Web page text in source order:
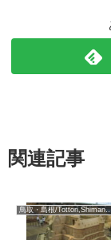
関連記事
鳥取・島根/